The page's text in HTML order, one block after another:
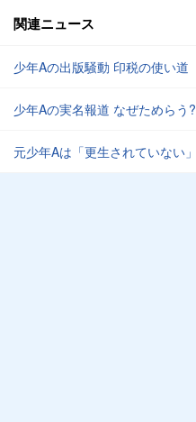
関連ニュース
少年Aの出版騒動 印税の使い道
少年Aの実名報道 なぜためらう?
元少年Aは「更生されていない」